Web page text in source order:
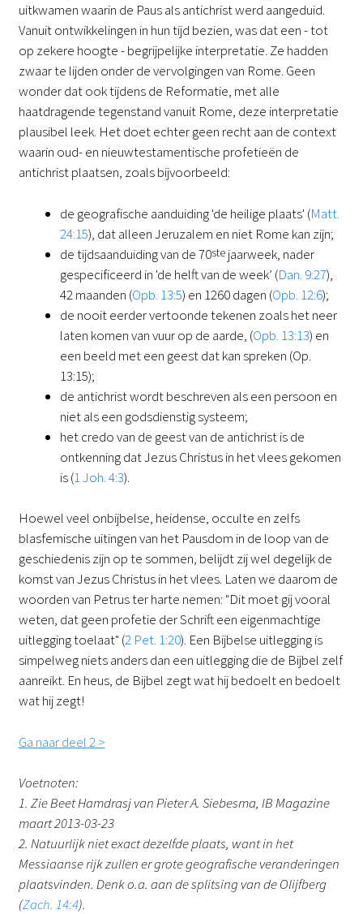
uitkwamen waarin de Paus als antichrist werd aangeduid.
Vanuit ontwikkelingen in hun tijd bezien, was dat een - tot
op zekere hoogte - begrijpelijke interpretatie. Ze hadden
zwaar te lijden onder de vervolgingen van Rome. Geen
wonder dat ook tijdens de Reformatie, met alle
haatdragende tegenstand vanuit Rome, deze interpretatie
plausibel leek. Het doet echter geen recht aan de context
waarin oud- en nieuwtestamentische profetieën de
antichrist plaatsen, zoals bijvoorbeeld:
de geografische aanduiding 'de heilige plaats' (Matt.
24:15), dat alleen Jeruzalem en niet Rome kan zijn;
de tijdsaanduiding van de 70stejaarweek, nader
gespecificeerd in 'de helft van de week’ (Dan. 9:27),
42 maanden (Opb. 13:5) en 1260 dagen (Opb. 12:6);
de nooit eerder vertoonde tekenen zoals het neer
laten komen van vuur op de aarde, (Opb. 13:13) en
een beeld met een geest dat kan spreken (Op.
13:15);
de antichrist wordt beschreven als een persoon en
niet als een godsdienstig systeem;
het credo van de geest van de antichrist is de
ontkenning dat Jezus Christus in het vlees gekomen
is (1 Joh. 4:3).
Hoewel veel onbijbelse, heidense, occulte en zelfs
blasfemische uitingen van het Pausdom in de loop van de
geschiedenis zijn op te sommen, belijdt zij wel degelijk de
komst van Jezus Christus in het vlees. Laten we daarom de
woorden van Petrus ter harte nemen: "Dit moet gij vooral
weten, dat geen profetie der Schrift een eigenmachtige
uitlegging toelaat" (2 Pet. 1:20). Een Bijbelse uitlegging is
simpelweg niets anders dan een uitlegging die de Bijbel zelf
aanreikt. En heus, de Bijbel zegt wat hij bedoelt en bedoelt
wat hij zegt!
Ga naar deel 2 >
Voetnoten:
1. Zie Beet Hamdrasj van Pieter A. Siebesma, IB Magazine
maart 2013-03-23
2. Natuurlijk niet exact dezelfde plaats, want in het
Messiaanse rijk zullen er grote geografische veranderingen
plaatsvinden. Denk o.a. aan de splitsing van de Olijfberg
(Zach. 14:4).